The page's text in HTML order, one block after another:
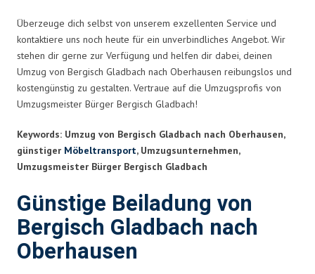
Überzeuge dich selbst von unserem exzellenten Service und
kontaktiere uns noch heute für ein unverbindliches Angebot. Wir
stehen dir gerne zur Verfügung und helfen dir dabei, deinen
Umzug von Bergisch Gladbach nach Oberhausen reibungslos und
kostengünstig zu gestalten. Vertraue auf die Umzugsprofis von
Umzugsmeister Bürger Bergisch Gladbach!
Keywords: Umzug von Bergisch Gladbach nach Oberhausen,
günstiger Möbeltransport, Umzugsunternehmen,
Umzugsmeister Bürger Bergisch Gladbach
Günstige Beiladung von
Bergisch Gladbach nach
Oberhausen